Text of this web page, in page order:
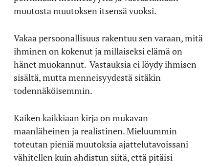
muutosta muutoksen itsensä vuoksi.
Vakaa persoonallisuus rakentuu sen varaan, mitä
ihminen on kokenut ja millaiseksi elämä on
hänet muokannut. Vastauksia ei löydy ihmisen
sisältä, mutta menneisyydestä sitäkin
todennäköisemmin.
Kaiken kaikkiaan kirja on mukavan
maanläheinen ja realistinen. Mieluummin
toteutan pieniä muutoksia ajattelutavoissani
vähitellen kuin ahdistun siitä, että pitäisi